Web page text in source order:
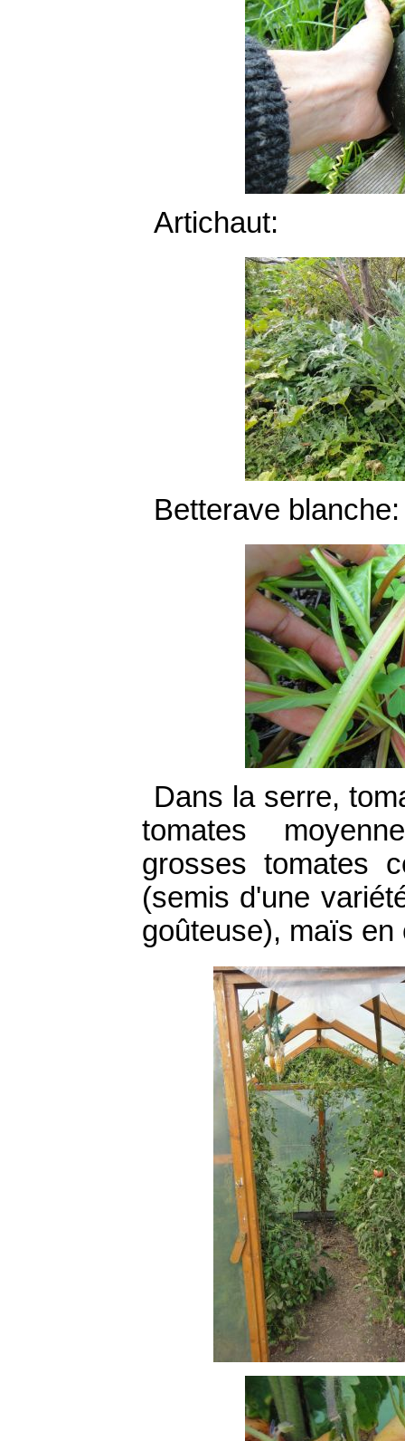
Artichaut:
Betterave blanche:
Dans la serre,
tomates
grosses tomates
(semis d'une
goûteuse), maïs